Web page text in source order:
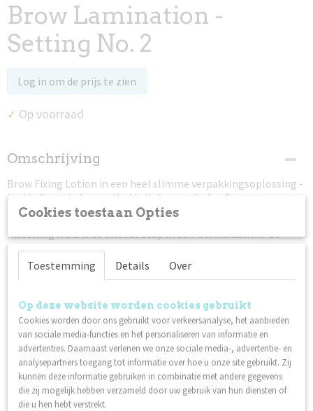
Brow Lamination -
Setting No. 2
Log in om de prijs te zien
✓ Op voorraad
Omschrijving
Brow Fixing Lotion in een heel slimme verpakkingsoplossing -
breid alleen de hoeveelheid uit die u nodig heeft voor uw
behandeling.
Instelling NO.2 is de tweede stap in een wenkbrauwlift. De
vloeistof fixeert de vorm die in stap één is gecreëerd met
Lifting NO.1. Hoe lang het moet zitten, hangt af van de
kwaliteit en dikte van de wenkbrauw. Elke stap moet worden
Veganistisch
Niet getest op dieren
Gemaakt in de EU
Gebruik:
Knip het uiteinde niet af. Draai de pen om de formule eruit te
halen. Bij het eerste gebruik moet je minimaal twintig keer
Cookies toestaan Opties
Toestemming Details Over
Op deze website worden cookies gebruikt
Cookies worden door ons gebruikt voor verkeersanalyse, het aanbieden
van sociale media-functies en het personaliseren van informatie en
advertenties. Daarnaast verlenen we onze sociale media-, advertentie- en
analysepartners toegang tot informatie over hoe u onze site gebruikt. Zij
kunnen deze informatie gebruiken in combinatie met andere gegevens
die zij mogelijk hebben verzameld door uw gebruik van hun diensten of
die u hen hebt verstrekt.